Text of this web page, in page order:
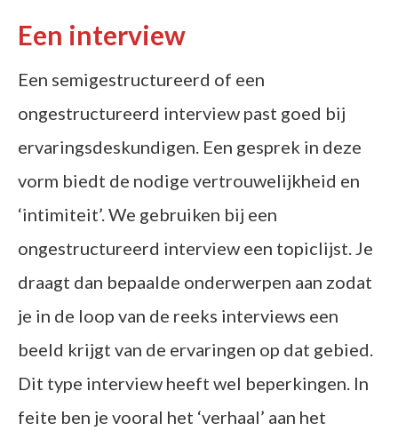
Een interview
Een semigestructureerd of een
ongestructureerd interview past goed bij
ervaringsdeskundigen. Een gesprek in deze
vorm biedt de nodige vertrouwelijkheid en
‘intimiteit’. We gebruiken bij een
ongestructureerd interview een topiclijst. Je
draagt dan bepaalde onderwerpen aan zodat
je in de loop van de reeks interviews een
beeld krijgt van de ervaringen op dat gebied.
Dit type interview heeft wel beperkingen. In
feite ben je vooral het ‘verhaal’ aan het